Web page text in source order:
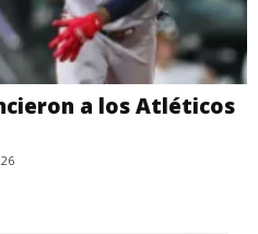
a los Atléticos